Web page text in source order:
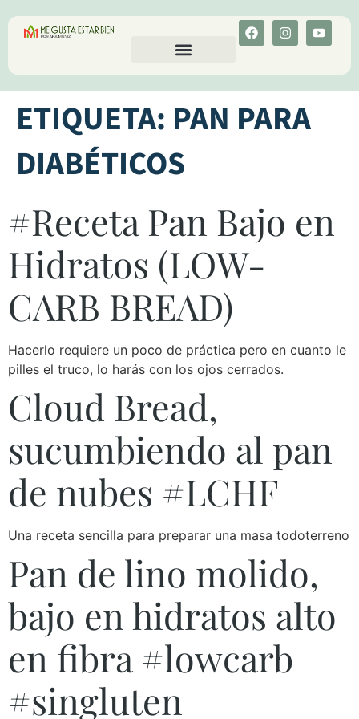
ETIQUETA: PAN PARA
DIABÉTICOS
#Receta Pan Bajo en
Hidratos (LOW-
CARB BREAD)
Hacerlo requiere un poco de práctica pero en cuanto le
pilles el truco, lo harás con los ojos cerrados.
Cloud Bread,
sucumbiendo al pan
de nubes #LCHF
Una receta sencilla para preparar una masa todoterreno
Pan de lino molido,
bajo en hidratos alto
en fibra #lowcarb
#singluten